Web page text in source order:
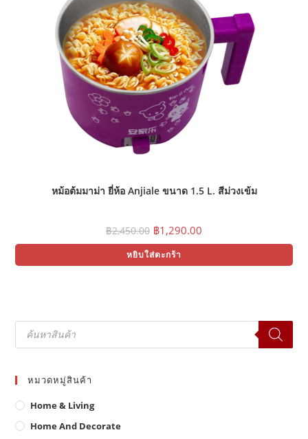
หม้อต้มมาม่า ยี่ห้อ Anjiale ขนาด 1.5 L. สีม่วงเข้ม
฿2,450.00 Original
price
was:
฿2,450.00.
฿1,290.00
price
฿1,290.00.
หยิบใส่ตะกร้า
Products
search
หมวดหมู่สินค้า
Home & Living
Home And Decorate